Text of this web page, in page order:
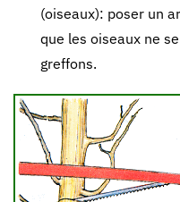
(oiseaux): poser un
que les oiseaux ne
greffons.